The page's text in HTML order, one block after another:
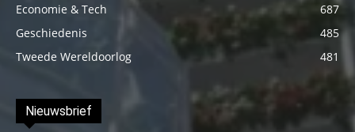
Economie & Tech
687
Geschiedenis
485
Tweede Wereldoorlog
481
Nieuwsbrief